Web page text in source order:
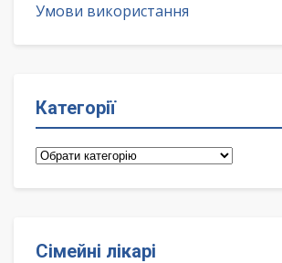
Умови використання
Категорії
Категорії
Сімейні лікарі